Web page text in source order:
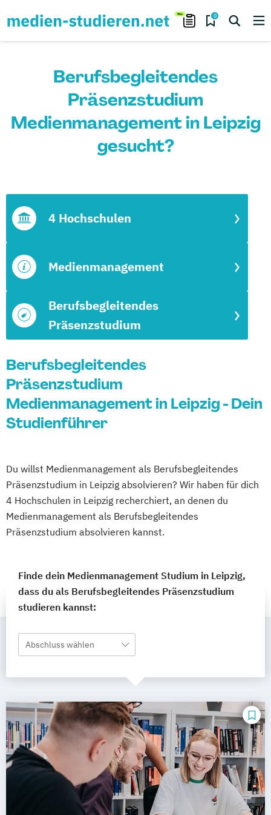
0
Berufsbegleitendes
Präsenzstudium
Medienmanagement in Leipzig
gesucht?
Berufsbegleitendes
Präsenzstudium
Medienmanagement
4 Hochschulen
Berufsbegleitendes
Präsenzstudium
Medienmanagement in Leipzig - Dein
Studienführer
Du willst Medienmanagement als Berufsbegleitendes
Präsenzstudium in Leipzig absolvieren? Wir haben für dich
4 Hochschulen in Leipzig recherchiert, an denen du
Medienmanagement als Berufsbegleitendes
Präsenzstudium absolvieren kannst.
Finde dein Medienmanagement Studium in Leipzig,
dass du als Berufsbegleitendes Präsenzstudium
studieren kannst:
Abschluss wählen